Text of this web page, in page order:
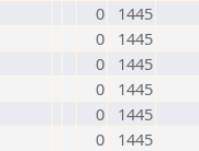
0
1445
0
1445
0
1445
0
1445
0
1445
0
1445